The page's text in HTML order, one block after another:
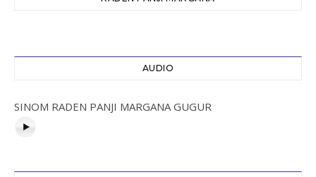
AUDIO
SINOM RADEN PANJI MARGANA GUGUR